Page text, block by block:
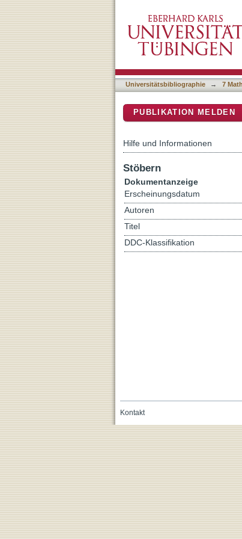
Universitätsbibliographie → 7
PUBLIKATION MELDEN
Hilfe und Informationen
Stöbern
Dokumentanzeige
Erscheinungsdatum
Autoren
Titel
DDC-Klassifikation
Kontakt